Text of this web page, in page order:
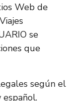
Web de
se
que
según el